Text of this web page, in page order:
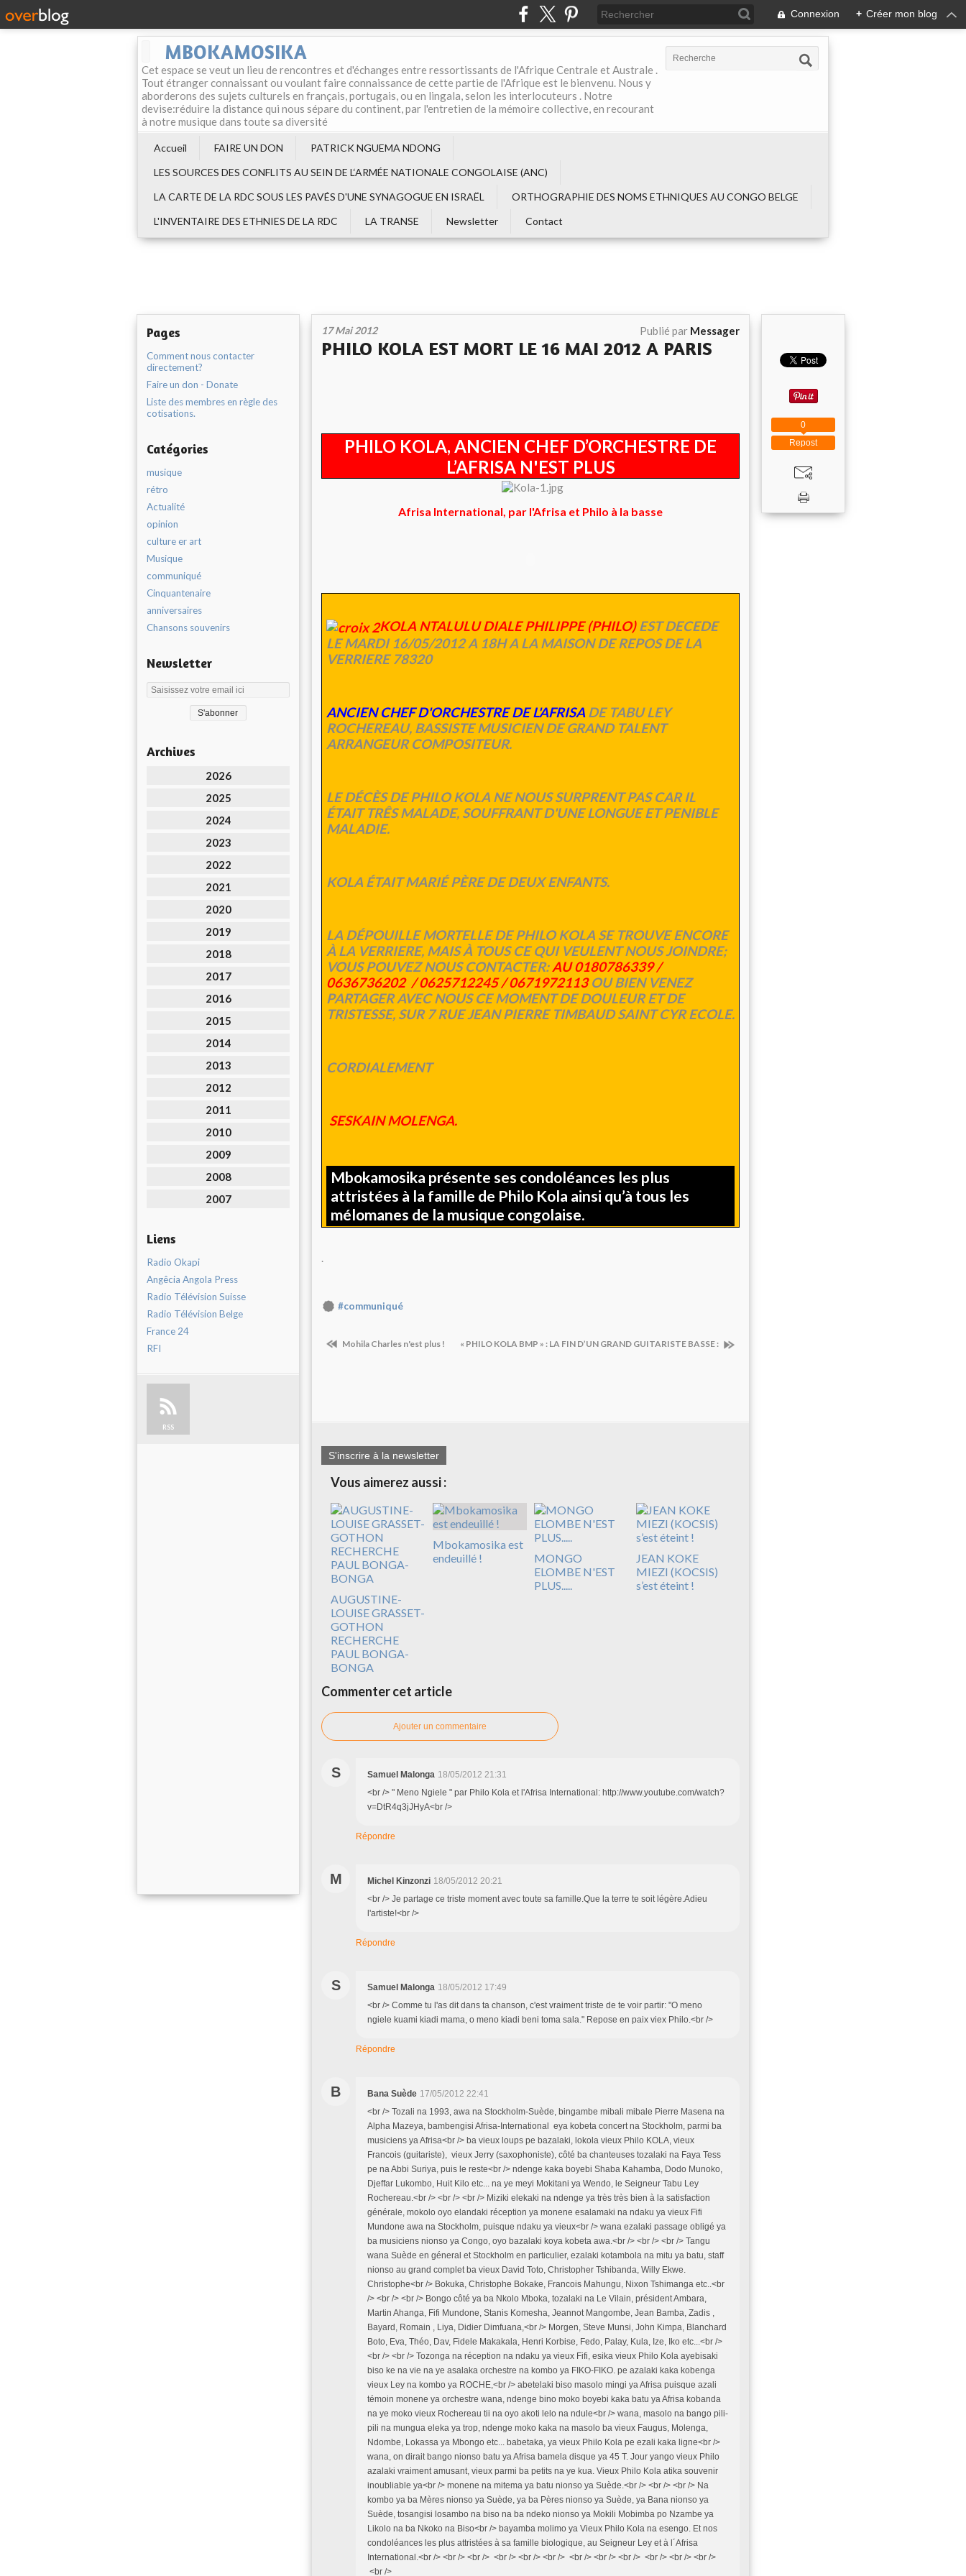
Connexion + Créer mon blog
MBOKAMOSIKA
Cet espace se veut un lieu de rencontres et d'échanges entre ressortissants de l'Afrique Centrale et Australe .
Tout étranger connaissant ou voulant faire connaissance de cette partie de l'Afrique est le bienvenu. Nous y
aborderons des sujets culturels en français, portugais, ou en lingala, selon les interlocuteurs . Notre
devise:réduire la distance qui nous sépare du continent, par l'entretien de la mémoire collective, en recourant
à notre musique dans toute sa diversité
Accueil FAIRE UN DON
PATRICK NGUEMA NDONG
LES SOURCES DES CONFLITS AU SEIN DE L‘ARMÉE NATIONALE CONGOLAISE (ANC)
LA CARTE DE LA RDC SOUS LES PAVÉS D'UNE SYNAGOGUE EN ISRAËL
ORTHOGRAPHIE DES NOMS ETHNIQUES AU CONGO BELGE
L'INVENTAIRE DES ETHNIES DE LA RDC
LA TRANSE Newsletter Contact
Pages
Comment nous contacter
directement?
Faire un don - Donate
Liste des membres en règle des
cotisations.
Catégories
musique
rétro
Actualité
opinion
culture er art
Musique
communiqué
Cinquantenaire
anniversaires
Chansons souvenirs
Newsletter
Archives
2026
2025
2024
2023
2022
2021
2020
2019
2018
2017
2016
2015
2014
2013
2012
2011
2010
2009
2008
2007
Liens
Radio Okapi
Angêcia Angola Press
Radio Télévision Suisse
Radio Télévision Belge
France 24
RFI
RSS
17 Mai 2012 Publié par Messager
PHILO KOLA EST MORT LE 16 MAI 2012 A PARIS
PHILO KOLA, ANCIEN CHEF D’ORCHESTRE DE
L’AFRISA N'EST PLUS
Afrisa International, par l'Afrisa et Philo à la basse
KOLA NTALULU DIALE PHILIPPE (PHILO)EST DECEDE
LE MARDI 16/05/2012 A 18H A LA MAISON DE REPOS DE LA
VERRIERE 78320
ANCIEN CHEF D'ORCHESTRE DE L'AFRISADE TABU LEY
ROCHEREAU, BASSISTE MUSICIEN DE GRAND TALENT
ARRANGEUR COMPOSITEUR.
LE DÉCÈS DE PHILO KOLA NE NOUS SURPRENT PAS CAR IL
ÉTAIT TRÊS MALADE, SOUFFRANT D'UNE LONGUE ET PENIBLE
MALADIE.
KOLA ÉTAIT MARIÉ PÈRE DE DEUX ENFANTS.
LA DÉPOUILLE MORTELLE DE PHILO KOLA SE TROUVE ENCORE
À LA VERRIERE, MAIS À TOUS CE QUI VEULENT NOUS JOINDRE;
VOUS POUVEZ NOUS CONTACTER:AU 0180786339 /
0636736202 / 0625712245 / 0671972113OU BIEN VENEZ
PARTAGER AVEC NOUS CE MOMENT DE DOULEUR ET DE
TRISTESSE, SUR 7 RUE JEAN PIERRE TIMBAUD SAINT CYR ECOLE.
CORDIALEMENT
SESKAIN MOLENGA.
Mbokamosika présente ses condoléances les plus
attristées à la famille de Philo Kola ainsi qu’à tous les
mélomanes de la musique congolaise.
.
#communiqué
Mohila Charles n'est plus ! « PHILO KOLA BMP » : LA FIN D’UN GRAND GUITARISTE BASSE :
S'inscrire à la newsletter
Vous aimerez aussi :
AUGUSTINE-
LOUISE GRASSET-
GOTHON
RECHERCHE
PAUL BONGA-
BONGA
Mbokamosika est
endeuillé !
MONGO
ELOMBE N'EST
PLUS.....
JEAN KOKE
MIEZI (KOCSIS)
s’est éteint !
Commenter cet article
Ajouter un commentaire
S Samuel Malonga 18/05/2012 21:31
<br /> " Meno Ngiele " par Philo Kola et l'Afrisa International: http://www.youtube.com/watch?
v=DtR4q3jJHyA<br />
Répondre
M Michel Kinzonzi 18/05/2012 20:21
<br /> Je partage ce triste moment avec toute sa famille.Que la terre te soit légère.Adieu
l'artiste!<br />
Répondre
S Samuel Malonga 18/05/2012 17:49
<br /> Comme tu l'as dit dans ta chanson, c'est vraiment triste de te voir partir: "O meno
ngiele kuami kiadi mama, o meno kiadi beni toma sala." Repose en paix viex Philo.<br />
Répondre
B Bana Suède 17/05/2012 22:41
<br /> Tozali na 1993, awa na Stockholm-Suède, bingambe mibali mibale Pierre Masena na
Alpha Mazeya, bambengisi Afrisa-International eya kobeta concert na Stockholm, parmi ba
musiciens ya Afrisa<br /> ba vieux loups pe bazalaki, lokola vieux Philo KOLA, vieux
Francois (guitariste), vieux Jerry (saxophoniste), côté ba chanteuses tozalaki na Faya Tess
pe na Abbi Suriya, puis le reste<br /> ndenge kaka boyebi Shaba Kahamba, Dodo Munoko,
Djeffar Lukombo, Huit Kilo etc... na ye meyi Mokitani ya Wendo, le Seigneur Tabu Ley
Rochereau.<br /> <br /> <br /> Miziki elekaki na ndenge ya très très bien à la satisfaction
générale, mokolo oyo elandaki réception ya monene esalamaki na ndaku ya vieux Fifi
Mundone awa na Stockholm, puisque ndaku ya vieux<br /> wana ezalaki passage obligé ya
ba musiciens nionso ya Congo, oyo bazalaki koya kobeta awa.<br /> <br /> <br /> Tangu
wana Suède en géneral et Stockholm en particulier, ezalaki kotambola na mitu ya batu, staff
nionso au grand complet ba vieux David Toto, Christopher Tshibanda, Willy Ekwe.
Christophe<br /> Bokuka, Christophe Bokake, Francois Mahungu, Nixon Tshimanga etc..<br
/> <br /> <br /> Bongo côté ya ba Nkolo Mboka, tozalaki na Le Vilain, président Ambara,
Martin Ahanga, Fifi Mundone, Stanis Komesha, Jeannot Mangombe, Jean Bamba, Zadis ,
Bayard, Romain , Liya, Didier Dimfuana,<br /> Morgen, Steve Munsi, John Kimpa, Blanchard
Boto, Eva, Théo, Dav, Fidele Makakala, Henri Korbise, Fedo, Palay, Kula, Ize, Iko etc...<br />
<br /> <br /> Tozonga na réception na ndaku ya vieux Fifi, esika vieux Philo Kola ayebisaki
biso ke na vie na ye asalaka orchestre na kombo ya FIKO-FIKO. pe azalaki kaka kobenga
vieux Ley na kombo ya ROCHE,<br /> abetelaki biso masolo mingi ya Afrisa puisque azali
témoin monene ya orchestre wana, ndenge bino moko boyebi kaka batu ya Afrisa kobanda
na ye moko vieux Rochereau tii na oyo akoti lelo na ndule<br /> wana, masolo na bango pili-
pili na mungua eleka ya trop, ndenge moko kaka na masolo ba vieux Faugus, Molenga,
Ndombe, Lokassa ya Mbongo etc... babetaka, ya vieux Philo Kola pe ezali kaka ligne<br />
wana, on dirait bango nionso batu ya Afrisa bamela disque ya 45 T. Jour yango vieux Philo
azalaki vraiment amusant, vieux parmi ba petits na ye kua. Vieux Philo Kola atika souvenir
inoubliable ya<br /> monene na mitema ya batu nionso ya Suède.<br /> <br /> <br /> Na
kombo ya ba Mères nionso ya Suède, ya ba Pères nionso ya Suède, ya Bana nionso ya
Suède, tosangisi losambo na biso na ba ndeko nionso ya Mokili Mobimba po Nzambe ya
Likolo na ba Nkoko na Biso<br /> bayamba molimo ya Vieux Philo Kola na esengo. Et nos
condoléances les plus attristées à sa famille biologique, au Seigneur Ley et à l´Afrisa
International.<br /> <br /> <br /> <br /> <br /> <br /> <br /> <br /> <br /> <br /> <br /> <br />
<br />
Repost
0